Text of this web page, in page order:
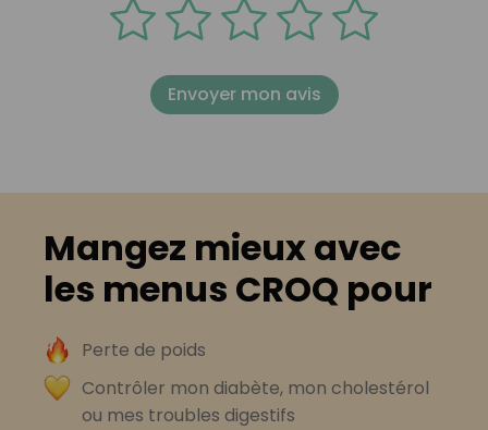
Envoyer mon avis
Mangez mieux avec
les menus CROQ pour
Perte de poids
Contrôler mon diabète, mon cholestérol
ou mes troubles digestifs